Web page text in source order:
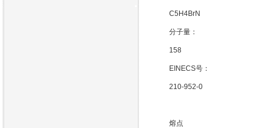
C5H4BrN
分子量：
158
EINECS号：
210-952-0
熔点